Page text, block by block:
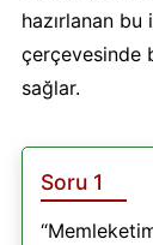
hazırlanan bu
çerçevesinde
sağlar.
Soru 1